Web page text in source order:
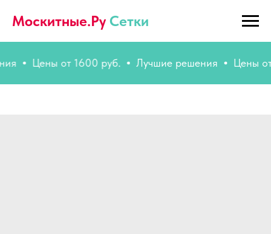
Москитные.Ру Сетки
Цены от 1600 руб. Лучшие решения Цены от